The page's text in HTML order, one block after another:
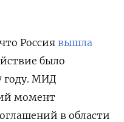
Россия вышла
было
году. МИД
момент
в области